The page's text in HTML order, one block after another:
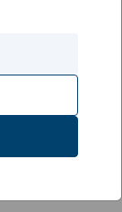
urzędu.